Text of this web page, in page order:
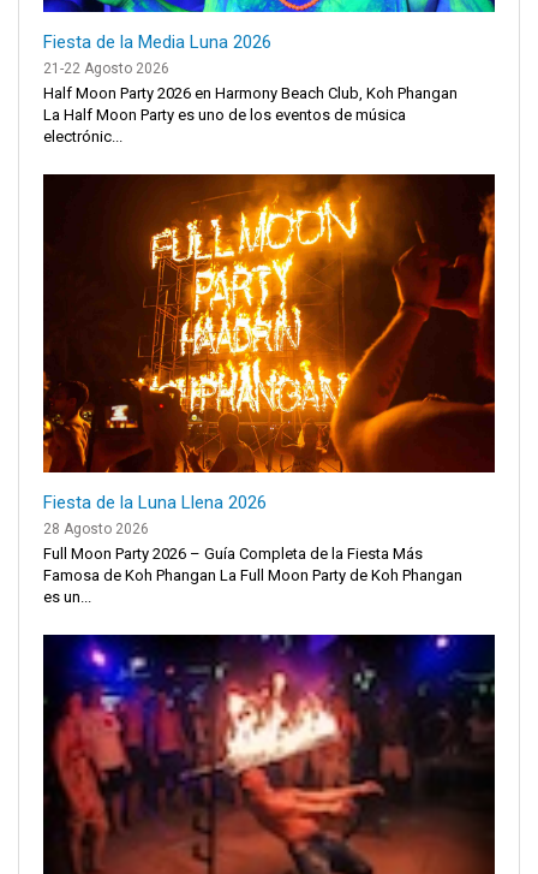
Fiesta de la Media Luna 2026
21-22 Agosto 2026
Half Moon Party 2026 en Harmony Beach Club, Koh Phangan
La Half Moon Party es uno de los eventos de música
electrónic...
Fiesta de la Luna Llena 2026
28 Agosto 2026
Full Moon Party 2026 – Guía Completa de la Fiesta Más
Famosa de Koh Phangan La Full Moon Party de Koh Phangan
es un...